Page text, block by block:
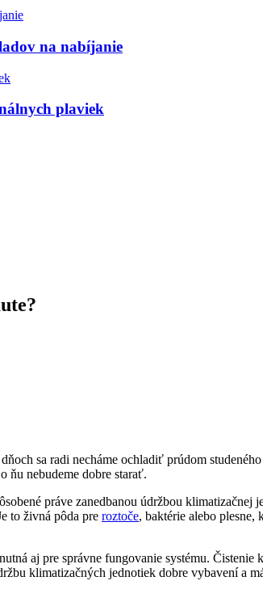
na nabíjanie
plaviek
sa radi necháme ochladiť prúdom
ňu nebudeme dobre starať.
práve zanedbanou údržbou
to živná pôda pre roztoče, baktérie alebo plesne,
aj pre správne fungovanie systému.
klimatizačných jednotiek dobre vybavení a